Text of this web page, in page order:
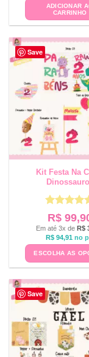
ADICIONAR
CARRINHO
Save
Kit Festa Na
Avaliação
de 5
R$
Em até 3x de R$
R$94,91 no
ESCOLHA AS
Save